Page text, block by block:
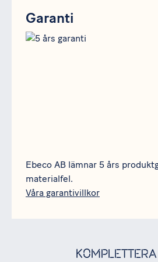
Garanti
Ebeco AB lämnar 5 års
materialfel.
Våra garantivillkor
Komplettera